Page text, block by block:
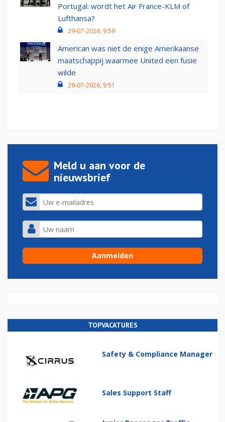
Portugal: wordt het Air France-KLM of
Lufthansa?
29-07-2026, 9:59
American was niet de enige Amerikaanse
maatschappij waarmee United een fusie
wilde
29-07-2026, 9:51
Meld u aan voor de
nieuwsbrief
TOPVACATURES
Safety & Compliance Manager
Sales Support Staff